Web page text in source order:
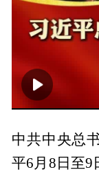
00:00
中共中央总
平6月8日至9